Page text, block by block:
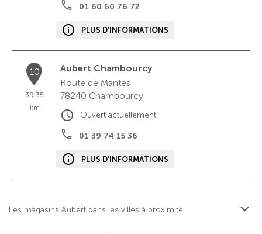
01 60 60 76 72
PLUS D'INFORMATIONS
10
39.35
km
Aubert Chambourcy
Route de Mantes
78240 Chambourcy
01 39 74 15 36
Ouvert actuellement
PLUS D'INFORMATIONS
Les magasins Aubert dans les villes à proximité